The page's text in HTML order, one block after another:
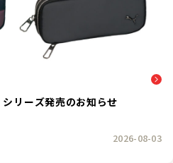
リーズ発売のお知らせ
2026-08-03